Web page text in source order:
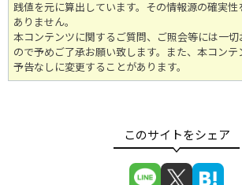
践値を元に算出しています。その情報源の確実性
ありません。
本コンテンツに関するご質問、ご照会等には一
ので予めご了承お願い致します。また、本コンテ
予告なしに変更することがあります。